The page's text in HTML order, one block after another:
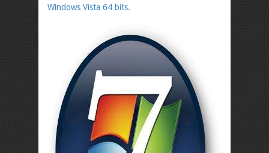
Windows Vista 64 bits.